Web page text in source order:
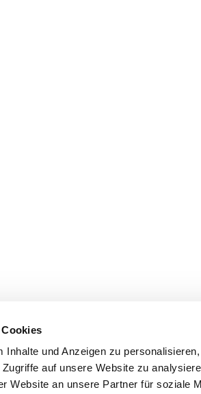
Inhalte und Anzeigen zu
auf unsere Website zu
Website an unsere Partner für soziale